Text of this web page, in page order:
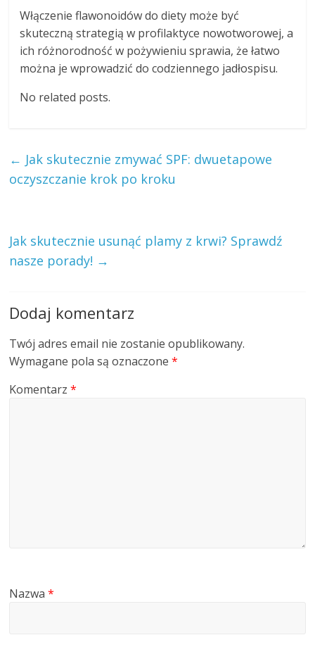
Włączenie flawonoidów do diety może być
skuteczną strategią w profilaktyce nowotworowej, a
ich różnorodność w pożywieniu sprawia, że łatwo
można je wprowadzić do codziennego jadłospisu.
No related posts.
← Jak skutecznie zmywać SPF: dwuetapowe
oczyszczanie krok po kroku
Jak skutecznie usunąć plamy z krwi? Sprawdź
nasze porady! →
Dodaj komentarz
Twój adres email nie zostanie opublikowany.
Wymagane pola są oznaczone*
Komentarz*
Nazwa*